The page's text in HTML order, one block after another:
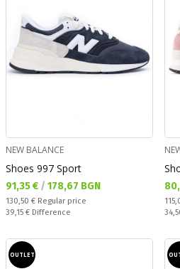
NEW BALANCE
Shoes 997 Sport
Текуща цена:
91,35 € / 178,67 BGN
Regular price:
130,50 € Regular price
Спестявате:
39,15 € Difference
OUTLET